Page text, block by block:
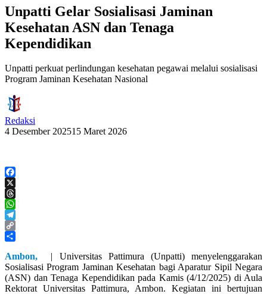
Unpatti Gelar Sosialisasi Jaminan
Kesehatan ASN dan Tenaga
Kependidikan
Unpatti perkuat perlindungan kesehatan pegawai melalui sosialisasi
Program Jaminan Kesehatan Nasional
Redaksi
4 Desember 202515 Maret 2026
Facebook
X
Threads
WhatsApp
Telegram
Copy
Ambon,
| Universitas Pattimura (Unpatti) menyelenggarakan
Sosialisasi Program Jaminan Kesehatan bagi Aparatur Sipil Negara
(ASN) dan Tenaga Kependidikan pada Kamis (4/12/2025) di Aula
Rektorat Universitas Pattimura, Ambon. Kegiatan ini bertujuan